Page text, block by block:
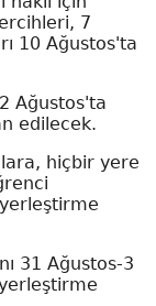
7
10 Ağustos'ta
Ağustos'ta
edilecek.
hiçbir yere
31 Ağustos-3